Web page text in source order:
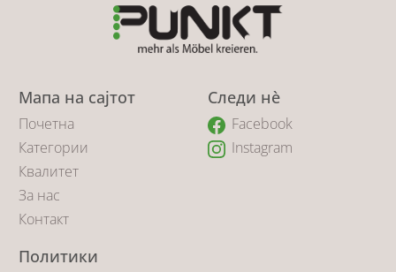
Мапа на сајтот
Почетна
Категории
Квалитет
За нас
Контакт
Политики
Следи нè
Facebook
Instagram